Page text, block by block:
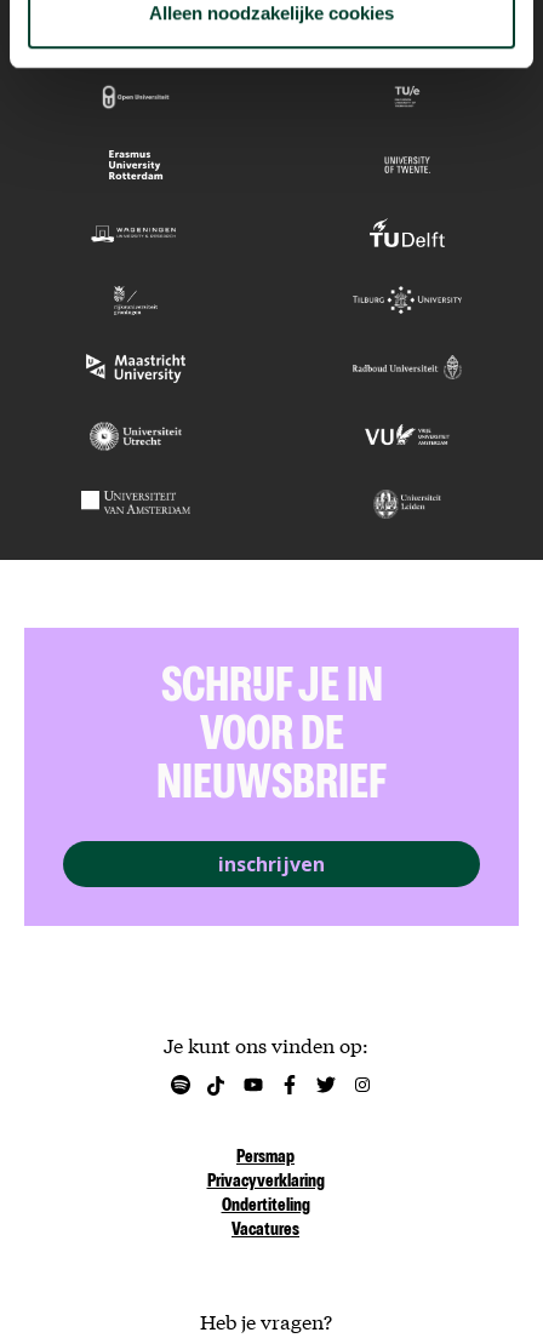
Alleen noodzakelijke cookies
Je kunt ons vinden op:
Persmap
Privacyverklaring
Ondertiteling
Vacatures
Heb je vragen?
SCHRIJF JE IN
VOOR DE
NIEUWSBRIEF
inschrijven